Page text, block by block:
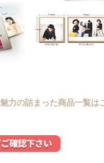
魅力の詰まった商品一覧は